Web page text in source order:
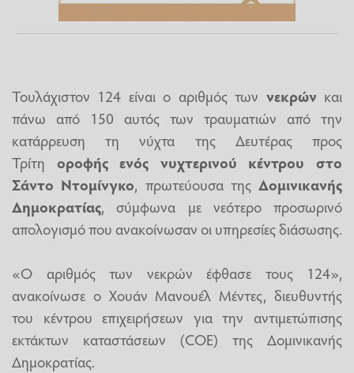
Τουλάχιστον 124 είναι ο αριθμός των νεκρών και
πάνω από 150 αυτός των τραυματιών από την
κατάρρευση τη νύχτα της Δευτέρας προς
Τρίτη οροφής ενός νυχτερινού κέντρου στο
Σάντο Ντομίνγκο, πρωτεύουσα της Δομινικανής
Δημοκρατίας, σύμφωνα με νεότερο προσωρινό
απολογισμό που ανακοίνωσαν οι υπηρεσίες διάσωσης.
«Ο αριθμός των νεκρών έφθασε τους 124»,
ανακοίνωσε ο Χουάν Μανουέλ Μέντες, διευθυντής
του κέντρου επιχειρήσεων για την αντιμετώπισης
εκτάκτων καταστάσεων (COE) της Δομινικανής
Δημοκρατίας.